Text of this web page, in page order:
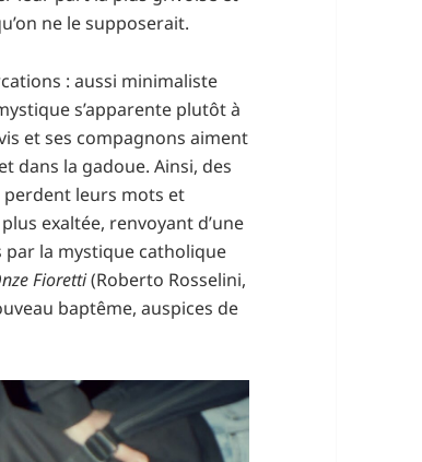
ne le supposerait.
: aussi minimaliste
s’apparente plutôt à
et ses compagnons aiment
dans la gadoue. Ainsi, des
perdent leurs mots et
exaltée, renvoyant d’une
par la mystique catholique
Fioretti(Roberto Rosselini,
baptême, auspices de